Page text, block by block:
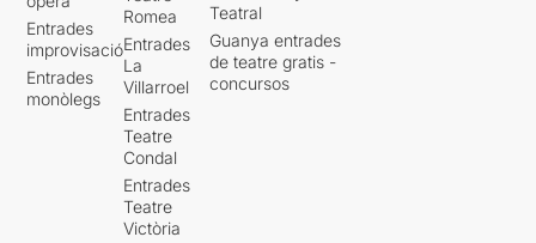
Entrades
improvisació
Entrades
monòlegs
Romea
Entrades
La
Villarroel
Entrades
Teatre
Condal
Entrades
Teatre
Victòria
Teatral
Guanya entrades
de teatre gratis -
concursos